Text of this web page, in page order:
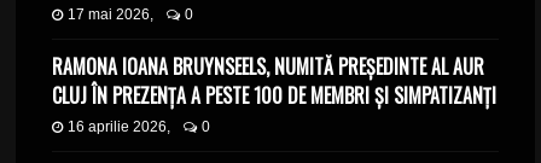
17 mai 2026, 0
RAMONA IOANA BRUYNSEELS, NUMITĂ PREȘEDINTE AL AUR
CLUJ ÎN PREZENȚA A PESTE 100 DE MEMBRI ȘI SIMPATIZANȚI
16 aprilie 2026, 0